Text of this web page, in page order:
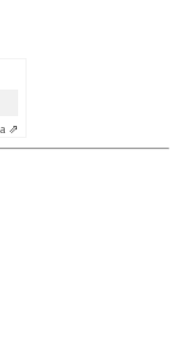
⇗